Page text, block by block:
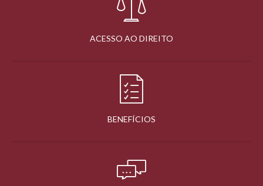
ACESSO AO DIREITO
BENEFÍCIOS